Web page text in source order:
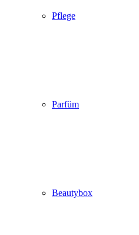
Pflege
Parfüm
Beautybox